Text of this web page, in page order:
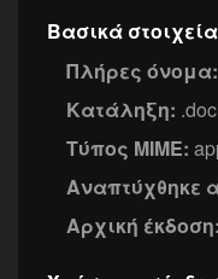
Βασικά
Πλήρες όνομα:
Κατάληξη: .doc
Τύπος MIME:
Αναπτύχθηκε
Αρχική έκδοση: